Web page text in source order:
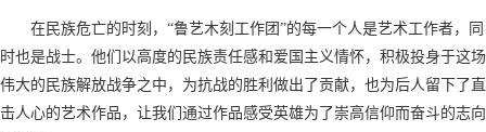
在民族危亡的时刻，“鲁艺木刻工作团”的每一个人是艺术工作者，同
时也是战士。他们以高度的民族责任感和爱国主义情怀，积极投身于这场
伟大的民族解放战争之中，为抗战的胜利做出了贡献，也为后人留下了直
击人心的艺术作品，让我们通过作品感受英雄为了崇高信仰而奋斗的志向